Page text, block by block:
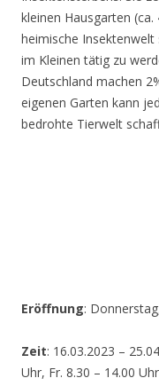
kleinen Hausgarten
heimische
im Kleinen tätig zu
Deutschland machen
eigenen Garten kann
bedrohte Tierwelt
Eröffnung:
Zeit: 16.03.2023 –
Uhr, Fr. 8.30 – 14.00